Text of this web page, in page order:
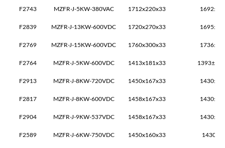
F2743 MZFR-J-5KW-380VAC 1712x220x33
F2839 MZFR-J-13KW-600VDC 1720x270x33
F2769 MZFR-J-15KW-600VDC 1760x300x33
F2764 MZFR-J-5KW-600VDC 1413x181x33
F2913 MZFR-J-8KW-720VDC 1450x167x33
F2817 MZFR-J-8KW-600VDC 1458x167x33
F2904 MZFR-J-9KW-537VDC 1458x167x33
F2589 MZFR-J-6KW-750VDC 1450x160x33